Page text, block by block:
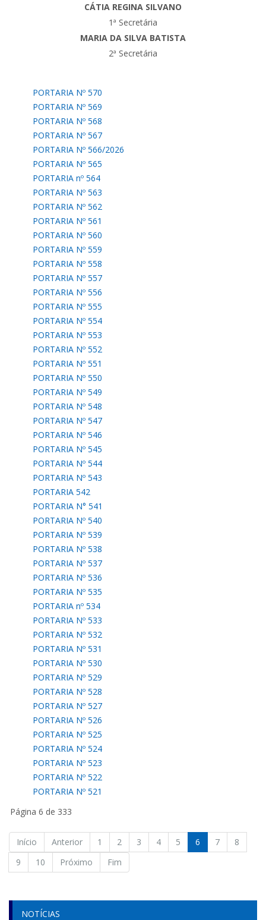
CÁTIA REGINA SILVANO
1ª Secretária
MARIA DA SILVA BATISTA
2ª Secretária
PORTARIA Nº 570
PORTARIA Nº 569
PORTARIA Nº 568
PORTARIA Nº 567
PORTARIA Nº 566/2026
PORTARIA Nº 565
PORTARIA nº 564
PORTARIA Nº 563
PORTARIA Nº 562
PORTARIA Nº 561
PORTARIA Nº 560
PORTARIA Nº 559
PORTARIA Nº 558
PORTARIA Nº 557
PORTARIA Nº 556
PORTARIA Nº 555
PORTARIA Nº 554
PORTARIA Nº 553
PORTARIA Nº 552
PORTARIA Nº 551
PORTARIA Nº 550
PORTARIA Nº 549
PORTARIA Nº 548
PORTARIA Nº 547
PORTARIA Nº 546
PORTARIA Nº 545
PORTARIA Nº 544
PORTARIA Nº 543
PORTARIA 542
PORTARIA N° 541
PORTARIA Nº 540
PORTARIA Nº 539
PORTARIA Nº 538
PORTARIA Nº 537
PORTARIA Nº 536
PORTARIA Nº 535
PORTARIA nº 534
PORTARIA Nº 533
PORTARIA Nº 532
PORTARIA Nº 531
PORTARIA Nº 530
PORTARIA Nº 529
PORTARIA Nº 528
PORTARIA Nº 527
PORTARIA Nº 526
PORTARIA Nº 525
PORTARIA Nº 524
PORTARIA Nº 523
PORTARIA Nº 522
PORTARIA Nº 521
Página 6 de 333
Início Anterior 1 2 3 4 5 6 7
8
9
10 Próximo Fim
NOTÍCIAS